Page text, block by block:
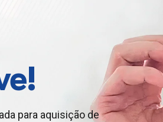
para aquisição de